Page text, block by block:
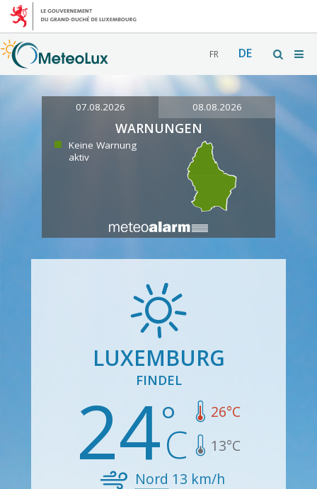
FR DE
07.08.2026 08.08.2026
WARNUNGEN
Keine Warnung
aktiv
LUXEMBURG
FINDEL
24 26°C
13°C
Nord 13 km/h